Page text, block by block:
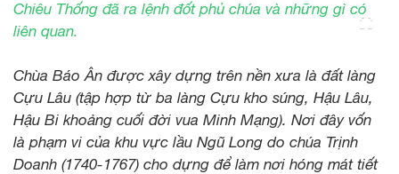
Chùa Báo Ân được xây dựng trên nền xưa là đất làng
Cựu Lâu (tập hợp từ ba làng Cựu kho súng, Hậu Lâu,
Hậu Bi khoảng cuối đời vua Minh Mạng). Nơi đây vốn
là phạm vi của khu vực lầu Ngũ Long do chúa Trịnh
Doanh (1740-1767) cho dựng để làm nơi hóng mát tiết